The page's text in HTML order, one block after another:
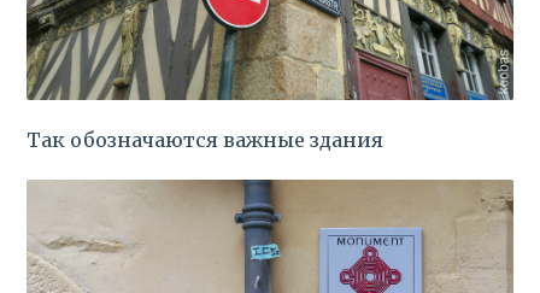
Так обозначаются важные здания